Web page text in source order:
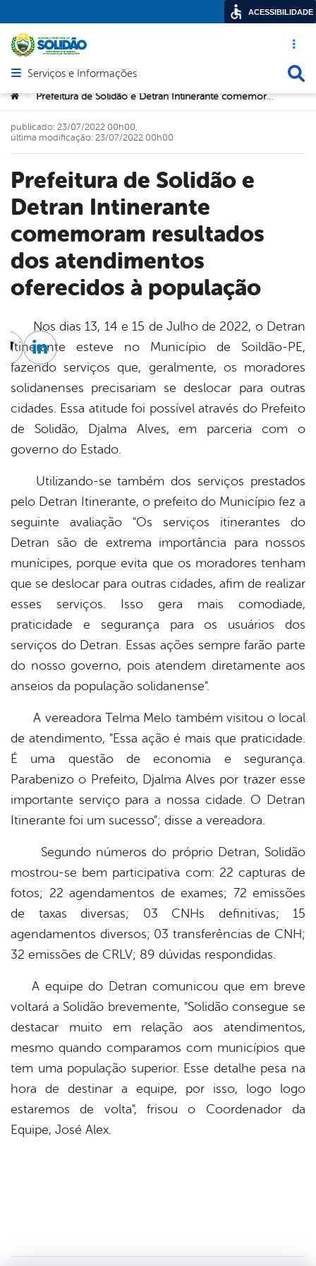
Acesso
Abrir menu principal de navegação
Serviços e Informações
Você está aqui:
> Prefeitura de Solidão e Detran Intinerante comemoram resultados dos atendimentos oferecidos à população
Prefeitura de Solidão e
Detran Intinerante
comemoram resultados
dos atendimentos
oferecidos à população
publicado: 23/07/2022 00h00,
última modificação: 23/07/2022 00h00
Nos dias 13, 14 e 15 de Julho de 2022, o Detran
Itinerante esteve no Município de Soildão-PE,
fazendo serviços que, geralmente, os moradores
solidanenses precisariam se deslocar para outras
cidades. Essa atitude foi possível através do Prefeito
de Solidão, Djalma Alves, em parceria com o
governo do Estado.
Utilizando-se também dos serviços prestados
pelo Detran Itinerante, o prefeito do Município fez a
seguinte avaliação "Os serviços itinerantes do
Detran são de extrema importância para nossos
munícipes, porque evita que os moradores tenham
que se deslocar para outras cidades, afim de realizar
esses serviços. Isso gera mais comodiade,
praticidade e segurança para os usuários dos
serviços do Detran. Essas ações sempre farão parte
do nosso governo, pois atendem diretamente aos
anseios da população solidanense".
A vereadora Telma Melo também visitou o local
de atendimento, "Essa ação é mais que praticidade.
É uma questão de economia e segurança.
Parabenizo o Prefeito, Djalma Alves por trazer esse
importante serviço para a nossa cidade. O Detran
Itinerante foi um sucesso"; disse a vereadora.
Segundo números do próprio Detran, Solidão
mostrou-se bem participativa com: 22 capturas de
fotos; 22 agendamentos de exames; 72 emissões
de taxas diversas; 03 CNHs definitivas; 15
agendamentos diversos; 03 transferências de CNH;
32 emissões de CRLV; 89 dúvidas respondidas.
A equipe do Detran comunicou que em breve
voltará a Solidão brevemente, "Solidão consegue se
destacar muito em relação aos atendimentos,
mesmo quando comparamos com municípios que
tem uma população superior. Esse detalhe pesa na
hora de destinar a equipe, por isso, logo logo
estaremos de volta", frisou o Coordenador da
Equipe, José Alex.
Twitter
Linkedin
ACESSIBILIDADE